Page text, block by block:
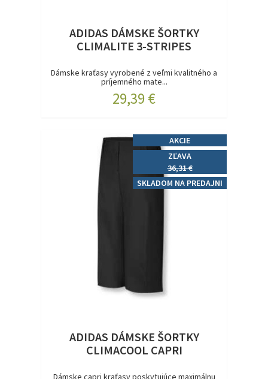
ADIDAS DÁMSKE ŠORTKY
CLIMALITE 3-STRIPES
Dámske kraťasy vyrobené z veľmi kvalitného a
príjemného mate...
29,39 €
AKCIE
ZĽAVA
36,31 €
SKLADOM NA PREDAJNI
ADIDAS DÁMSKE ŠORTKY
CLIMACOOL CAPRI
Dámske capri kraťasy poskytujúce maximálnu